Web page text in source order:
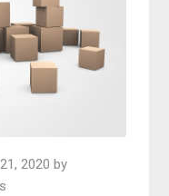
2020 by